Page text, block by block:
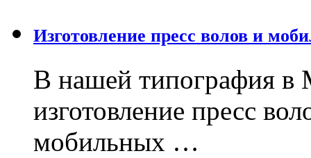
Изготовление пресс волов и
В нашей типография в
изготовление пресс
мобильных …